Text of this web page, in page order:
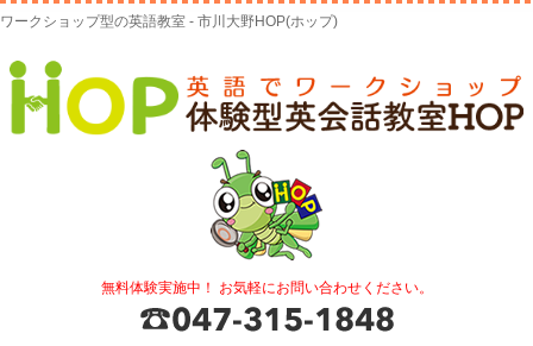
ワークショップ型の英語教室 - 市川大野HOP(ホップ)
無料体験実施中！ お気軽にお問い合わせください。